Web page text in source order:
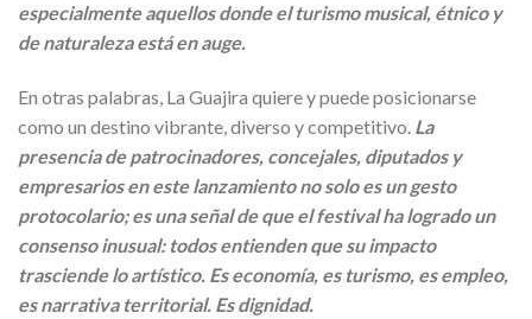
especialmente aquellos donde el turismo musical, étnico y
de naturaleza está en auge.
En otras palabras, La Guajira quiere y puede posicionarse
como un destino vibrante, diverso y competitivo. La
presencia de patrocinadores, concejales, diputados y
empresarios en este lanzamiento no solo es un gesto
protocolario; es una señal de que el festival ha logrado un
consenso inusual: todos entienden que su impacto
trasciende lo artístico. Es economía, es turismo, es empleo,
es narrativa territorial. Es dignidad.